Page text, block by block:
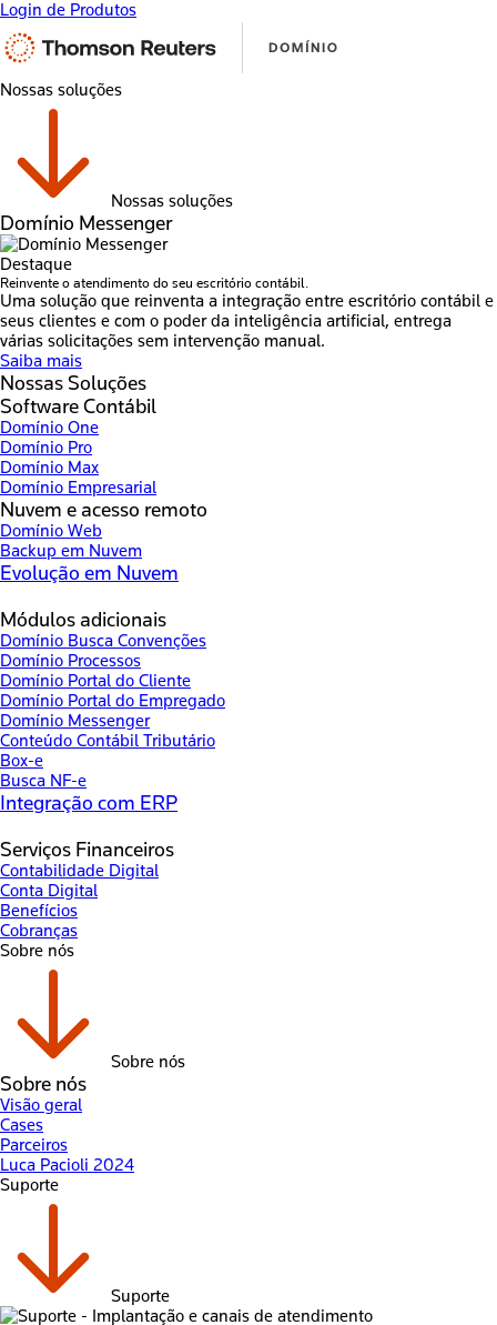
Login de Produtos
Nossas soluções
Nossas soluções
Domínio Messenger
Destaque
Reinvente o atendimento do seu escritório contábil.
Uma solução que reinventa a integração entre escritório contábil e
seus clientes e com o poder da inteligência artificial, entrega
várias solicitações sem intervenção manual.
Saiba mais
Nossas Soluções
Software Contábil
Domínio One
Domínio Pro
Domínio Max
Domínio Empresarial
Nuvem e acesso remoto
Domínio Web
Backup em Nuvem
Evolução em Nuvem
Módulos adicionais
Domínio Busca Convenções
Domínio Processos
Domínio Portal do Cliente
Domínio Portal do Empregado
Domínio Messenger
Conteúdo Contábil Tributário
Box-e
Busca NF-e
Integração com ERP
Serviços Financeiros
Contabilidade Digital
Conta Digital
Benefícios
Cobranças
Sobre nós
Sobre nós
Sobre nós
Visão geral
Cases
Parceiros
Luca Pacioli 2024
Suporte
Suporte